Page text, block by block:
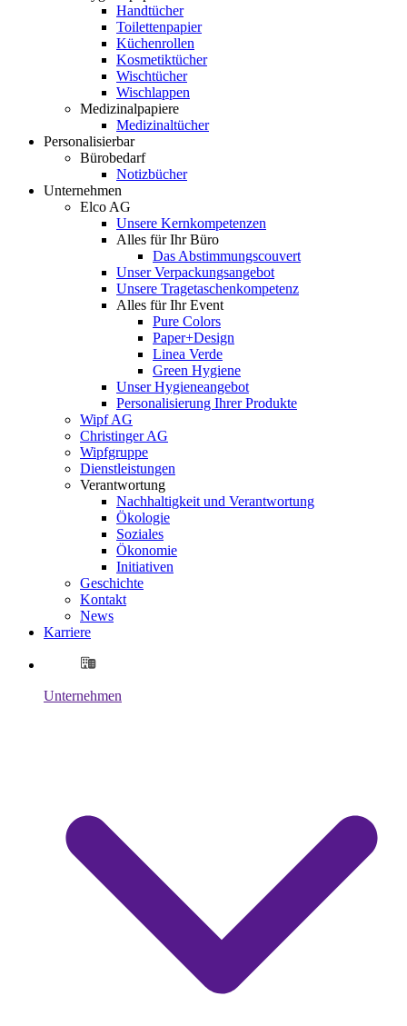
Handtücher
Toilettenpapier
Küchenrollen
Kosmetiktücher
Wischtücher
Wischlappen
Medizinalpapiere
Medizinaltücher
Personalisierbar
Bürobedarf
Notizbücher
Unternehmen
Elco AG
Unsere Kernkompetenzen
Alles für Ihr Büro
Das Abstimmungscouvert
Unser Verpackungsangebot
Unsere Tragetaschenkompetenz
Alles für Ihr Event
Pure Colors
Paper+Design
Linea Verde
Green Hygiene
Unser Hygieneangebot
Personalisierung Ihrer Produkte
Wipf AG
Christinger AG
Wipfgruppe
Dienstleistungen
Verantwortung
Nachhaltigkeit und Verantwortung
Ökologie
Soziales
Ökonomie
Initiativen
Geschichte
Kontakt
News
Karriere
Unternehmen